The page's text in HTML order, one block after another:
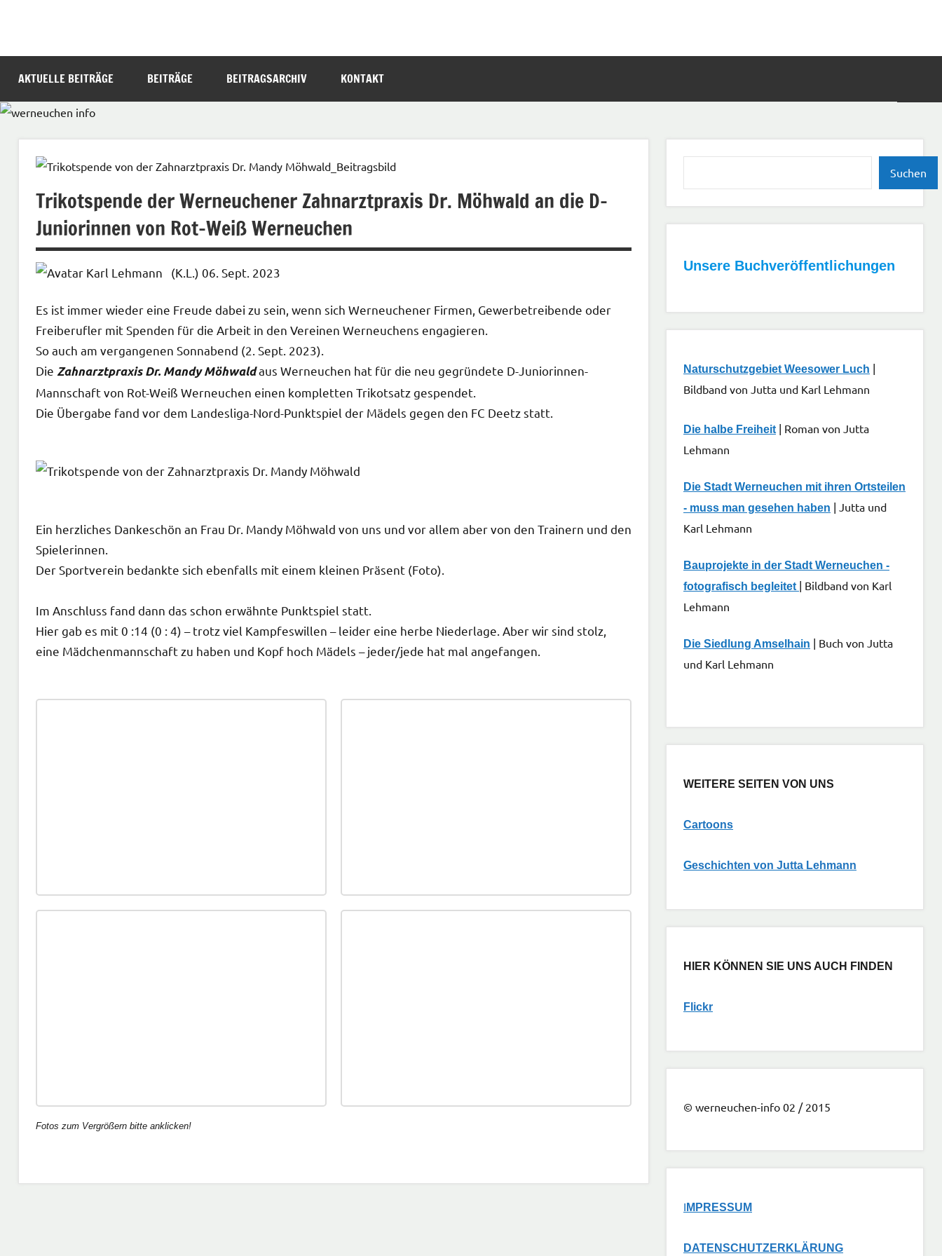
werneuchen
info
für
das
Geschehen
um
AKTUELLE BEITRÄGE BEITRÄGE BEITRAGSARCHIV KONTAKT
Trikotspende der Werneuchener Zahnarztpraxis Dr. Möhwald an die D-
Juniorinnen von Rot-Weiß Werneuchen
(K.L.) 06. Sept. 2023
Es ist immer wieder eine Freude dabei zu sein, wenn sich Werneuchener Firmen, Gewerbetreibende oder
Freiberufler mit Spenden für die Arbeit in den Vereinen Werneuchens engagieren.
So auch am vergangenen Sonnabend (2. Sept. 2023).
Die Zahnarztpraxis Dr. Mandy Möhwaldaus Werneuchen hat für die neu gegründete D-Juniorinnen-
Mannschaft von Rot-Weiß Werneuchen einen kompletten Trikotsatz gespendet.
Die Übergabe fand vor dem Landesliga-Nord-Punktspiel der Mädels gegen den FC Deetz statt.
Ein herzliches Dankeschön an Frau Dr. Mandy Möhwald von uns und vor allem aber von den Trainern und den
Spielerinnen.
Der Sportverein bedankte sich ebenfalls mit einem kleinen Präsent (Foto).
Im Anschluss fand dann das schon erwähnte Punktspiel statt.
Hier gab es mit 0 :14 (0 : 4) – trotz viel Kampfeswillen – leider eine herbe Niederlage. Aber wir sind stolz,
eine Mädchenmannschaft zu haben und Kopf hoch Mädels – jeder/jede hat mal angefangen.
Fotos zum Vergrößern bitte anklicken!
Suchen
Unsere Buchveröffentlichungen
Naturschutzgebiet Weesower Luch |
Bildband von Jutta und Karl Lehmann
Die halbe Freiheit | Roman von Jutta
Lehmann
Die Stadt Werneuchen mit ihren Ortsteilen
- muss man gesehen haben | Jutta und
Karl Lehmann
Bauprojekte in der Stadt Werneuchen -
fotografisch begleitet | Bildband von Karl
Lehmann
Die Siedlung Amselhain | Buch von Jutta
und Karl Lehmann
WEITERE SEITEN VON UNS
Cartoons
Geschichten von Jutta Lehmann
HIER KÖNNEN SIE UNS AUCH FINDEN
Flickr
© werneuchen-info 02 / 2015
I MPRESSUM
DATENSCHUTZERKLÄRUNG